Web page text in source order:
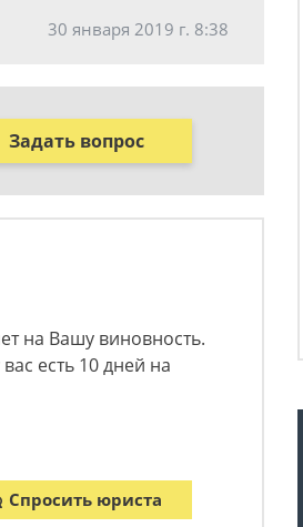
30 января 2019 г. 8:38
Задать вопрос
на Вашу виновность.
есть 10 дней на
Спросить юриста